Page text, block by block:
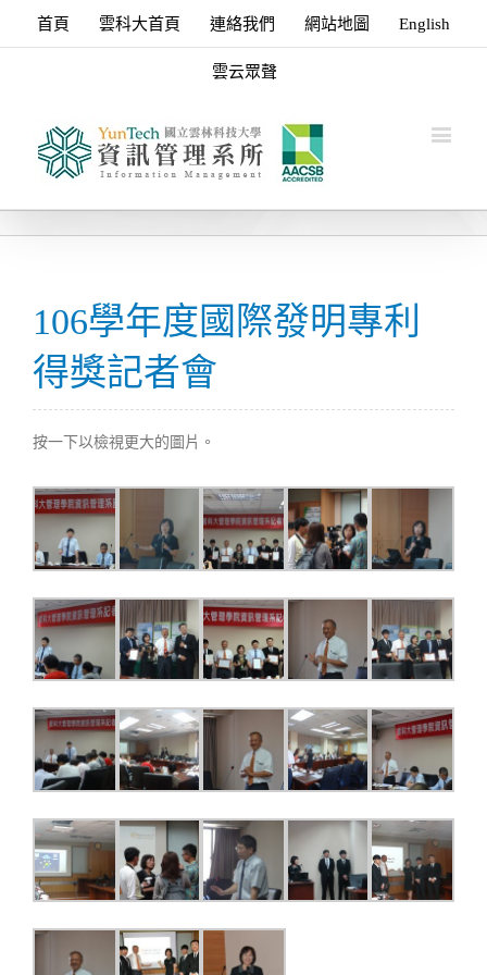
首頁 雲科大首頁 連絡我們 網站地圖 English
雲云眾聲
106學年度國際發明專利
得獎記者會
按一下以檢視更大的圖片。